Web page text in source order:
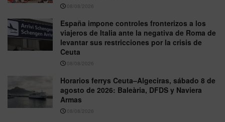
08/08/2026
España impone controles fronterizos a los
viajeros de Italia ante la negativa de Roma de
levantar sus restricciones por la crisis de
Ceuta
08/08/2026
Horarios ferrys Ceuta–Algeciras, sábado 8 de
agosto de 2026: Baleària, DFDS y Naviera
Armas
08/08/2026